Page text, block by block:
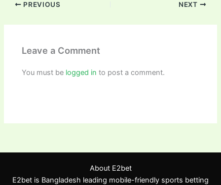
PREVIOUS NEXT
Leave a Comment
You must be logged in to post a comment.
About E2bet
E2bet is Bangladesh leading mobile-friendly sports betting